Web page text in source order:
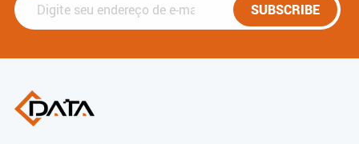
SUBSCRIBE